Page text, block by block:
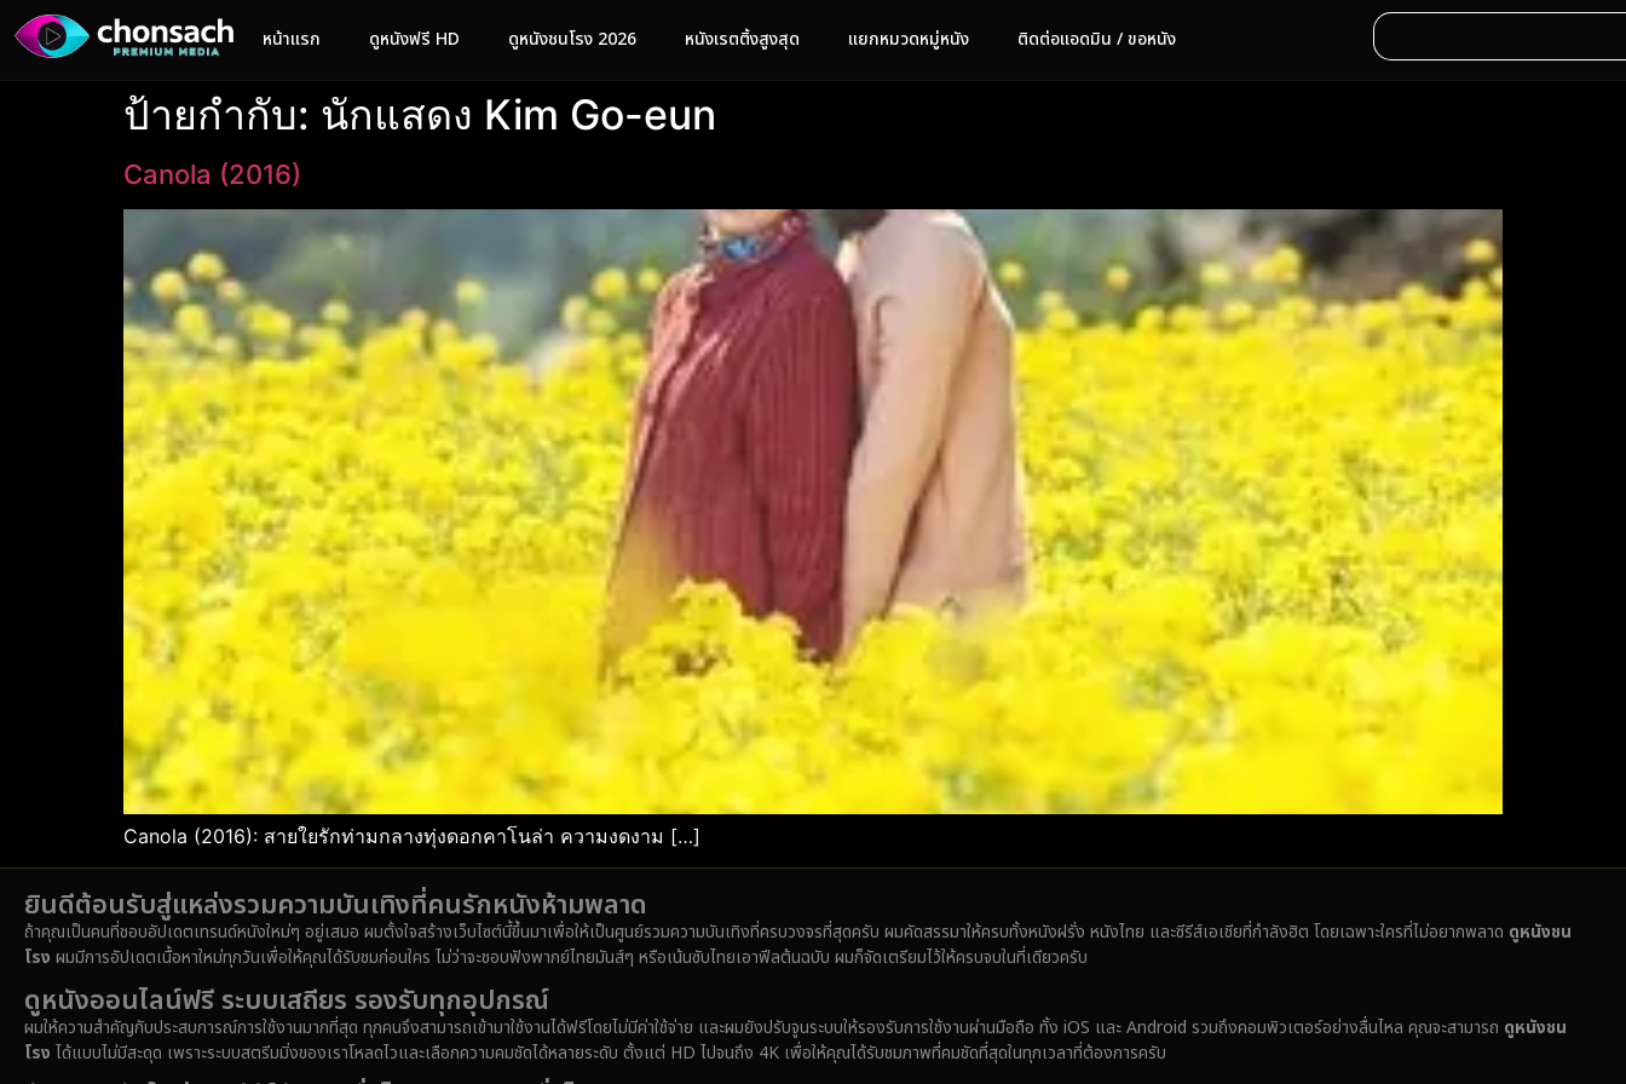
หน้าแรก ดูหนังฟรี HD ดูหนังชนโรง 2026 หนังเรตติ้งสูงสุด แยกหมวดหมู่หนัง ติดต่อแอดมิน / ขอหนัง
ป้ายกำกับ: นักแสดง Kim Go-eun
Canola (2016)
Canola (2016): สายใยรักท่ามกลางทุ่งดอกคาโนล่า ความงดงาม […]
ยินดีต้อนรับสู่แหล่งรวมความบันเทิงที่คนรักหนังห้ามพลาด
ถ้าคุณเป็นคนที่ชอบอัปเดตเทรนด์หนังใหม่ๆ อยู่เสมอ ผมตั้งใจสร้างเว็บไซต์นี้ขึ้นมาเพื่อให้เป็นศูนย์รวมความบันเทิงที่ครบวงจรที่สุดครับ ผมคัดสรรมาให้ครบทั้งหนังฝรั่ง หนังไทย และซีรีส์เอเชียที่กำลังฮิต โดยเฉพาะใครที่ไม่อยากพลาด ดูหนังชน
โรง ผมมีการอัปเดตเนื้อหาใหม่ทุกวันเพื่อให้คุณได้รับชมก่อนใคร ไม่ว่าจะชอบฟังพากย์ไทยมันส์ๆ หรือเน้นซับไทยเอาฟีลต้นฉบับ ผมก็จัดเตรียมไว้ให้ครบจบในที่เดียวครับ
ดูหนังออนไลน์ฟรี ระบบเสถียร รองรับทุกอุปกรณ์
ผมให้ความสำคัญกับประสบการณ์การใช้งานมากที่สุด ทุกคนจึงสามารถเข้ามาใช้งานได้ฟรีโดยไม่มีค่าใช้จ่าย และผมยังปรับจูนระบบให้รองรับการใช้งานผ่านมือถือ ทั้ง iOS และ Android รวมถึงคอมพิวเตอร์อย่างลื่นไหล คุณจะสามารถ ดูหนังชน
โรง ได้แบบไม่มีสะดุด เพราะระบบสตรีมมิ่งของเราโหลดไวและเลือกความคมชัดได้หลายระดับ ตั้งแต่ HD ไปจนถึง 4K เพื่อให้คุณได้รับชมภาพที่คมชัดที่สุดในทุกเวลาที่ต้องการครับ